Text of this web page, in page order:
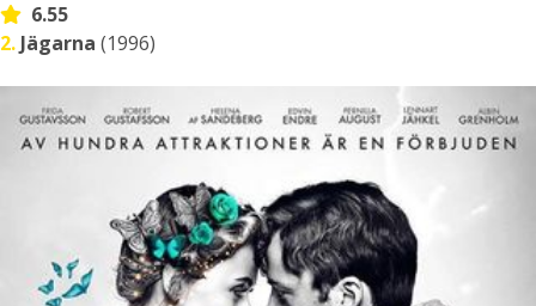
6.55
2. Jägarna (1996)